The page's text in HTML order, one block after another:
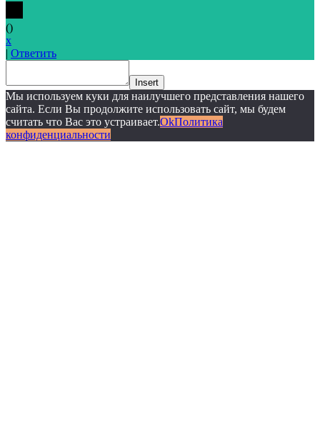
()
x
| Ответить
Insert
Мы используем куки для наилучшего представления нашего
сайта. Если Вы продолжите использовать сайт, мы будем
считать что Вас это устраивает.OkПолитика
конфиденциальности